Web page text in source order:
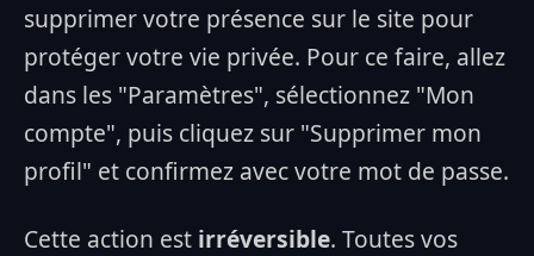
supprimer votre présence sur le site pour
protéger votre vie privée. Pour ce faire, allez
dans les "Paramètres", sélectionnez "Mon
compte", puis cliquez sur "Supprimer mon
profil" et confirmez avec votre mot de passe.
Cette action est irréversible. Toutes vos